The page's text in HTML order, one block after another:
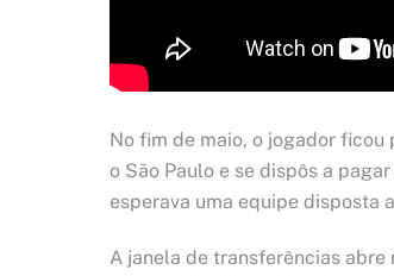
No fim de maio, o jogador
o São Paulo e se dispôs a
esperava uma equipe disposta
A janela de transferências